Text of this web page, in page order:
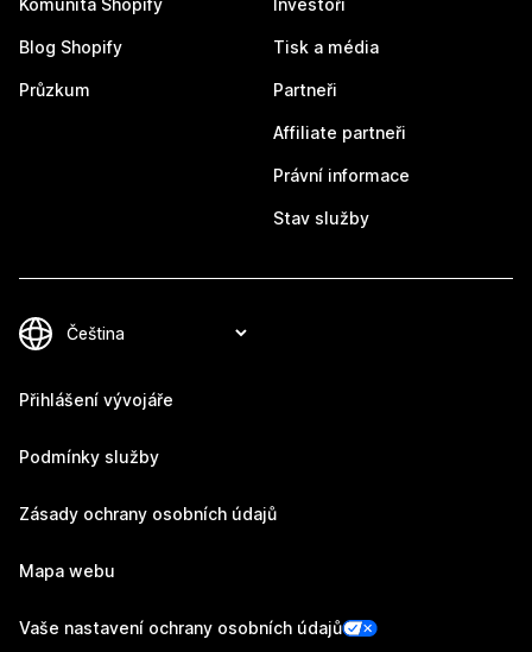
Komunita Shopify
Blog Shopify
Průzkum
Investoři
Tisk a média
Partneři
Affiliate partneři
Právní informace
Stav služby
Přihlášení vývojáře
Podmínky služby
Zásady ochrany osobních údajů
Mapa webu
Vaše nastavení ochrany osobních údajů